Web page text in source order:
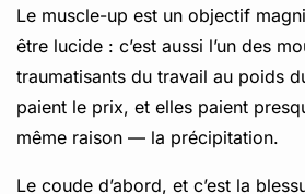
Le muscle-up est un objectif
être lucide : c’est aussi l’un des
traumatisants du travail au poids
paient le prix, et elles paient
même raison — la précipitation.
Le coude d’abord, et c’est la